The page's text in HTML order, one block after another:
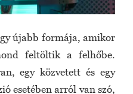
újabb formája, amikor
feltöltik a felhőbe.
egy közvetett és egy
esetében arról van szó,